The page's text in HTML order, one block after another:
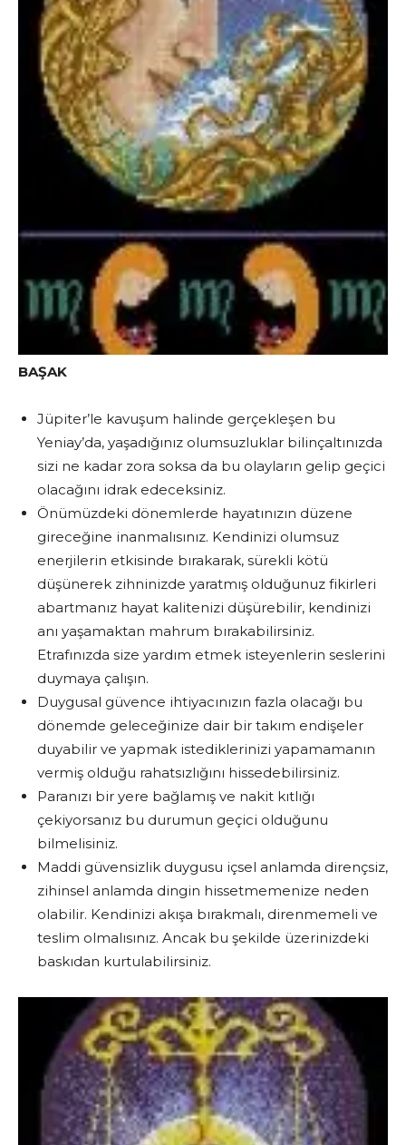
BAŞAK
Jüpiter’le kavuşum halinde gerçekleşen bu
Yeniay’da, yaşadığınız olumsuzluklar bilinçaltınızda
sizi ne kadar zora soksa da bu olayların gelip geçici
olacağını idrak edeceksiniz.
Önümüzdeki dönemlerde hayatınızın düzene
gireceğine inanmalısınız. Kendinizi olumsuz
enerjilerin etkisinde bırakarak, sürekli kötü
düşünerek zihninizde yaratmış olduğunuz fikirleri
abartmanız hayat kalitenizi düşürebilir, kendinizi
anı yaşamaktan mahrum bırakabilirsiniz.
Etrafınızda size yardım etmek isteyenlerin seslerini
duymaya çalışın.
Duygusal güvence ihtiyacınızın fazla olacağı bu
dönemde geleceğinize dair bir takım endişeler
duyabilir ve yapmak istediklerinizi yapamamanın
vermiş olduğu rahatsızlığını hissedebilirsiniz.
Paranızı bir yere bağlamış ve nakit kıtlığı
çekiyorsanız bu durumun geçici olduğunu
bilmelisiniz.
Maddi güvensizlik duygusu içsel anlamda dirençsiz,
zihinsel anlamda dingin hissetmemenize neden
olabilir. Kendinizi akışa bırakmalı, direnmemeli ve
teslim olmalısınız. Ancak bu şekilde üzerinizdeki
baskıdan kurtulabilirsiniz.